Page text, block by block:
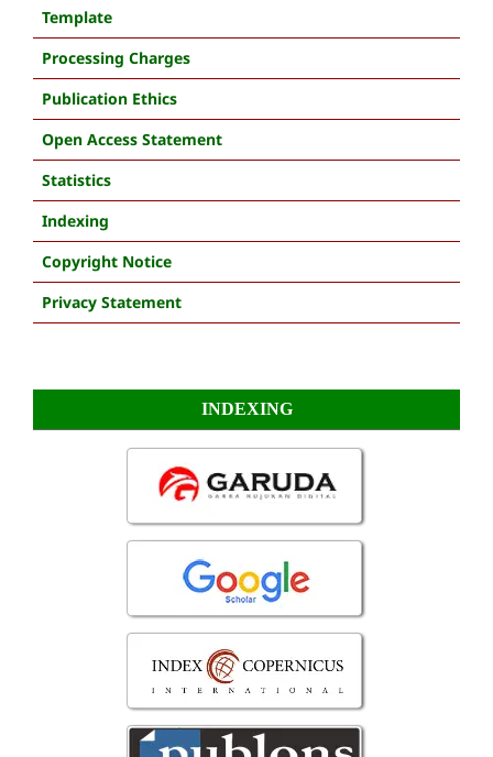
Template
Processing Charges
Publication Ethics
Open Access Statement
Statistics
Indexing
Copyright Notice
Privacy Statement
INDEXING